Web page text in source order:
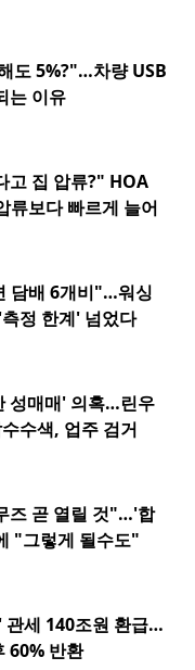
도 5%?"…차량 USB
는 이유
고 집 압류?" HOA
류보다 빠르게 늘어
담배 6개비"…워싱
정 한계' 넘었다
성매매' 의혹…린우
수색, 업주 검거
즈 곧 열릴 것"…'합
"그렇게 될수도"
관세 140조원 환급…
60% 반환